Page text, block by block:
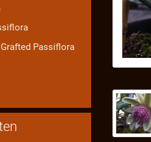
Passiflora